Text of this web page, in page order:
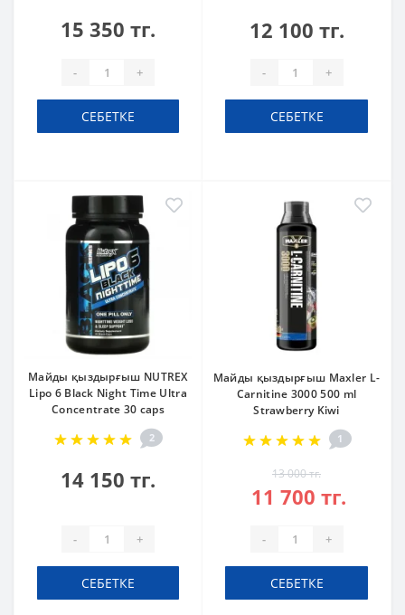
15 350 тг.
- +
СЕБЕТКЕ
12 100 тг.
- +
СЕБЕТКЕ
Майды қыздырғыш NUTREX
Lipo 6 Black Night Time Ultra
Concentrate 30 caps
2
14 150 тг.
- +
СЕБЕТКЕ
Майды қыздырғыш Maxler L-
Carnitine 3000 500 ml
Strawberry Kiwi
1
13 000 тг.
11 700 тг.
- +
СЕБЕТКЕ